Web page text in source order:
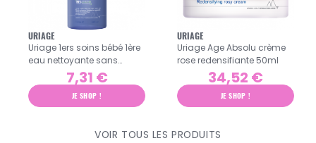
URIAGE
Uriage 1ers soins bébé 1ère
eau nettoyante sans
rinçage 1L7,31 €
JE SHOP !
URIAGE
Uriage Age Absolu crème
rose redensifiante 50ml
34,52 €
JE SHOP !
VOIR TOUS LES PRODUITS